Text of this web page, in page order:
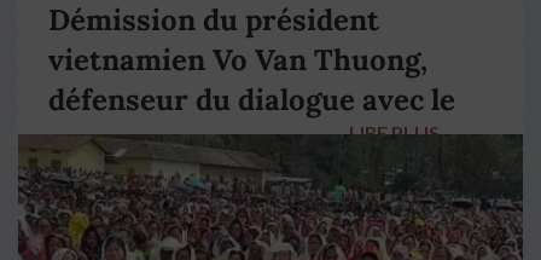
Démission du président
vietnamien Vo Van Thuong,
défenseur du dialogue avec le
pape François
LIRE PLUS →